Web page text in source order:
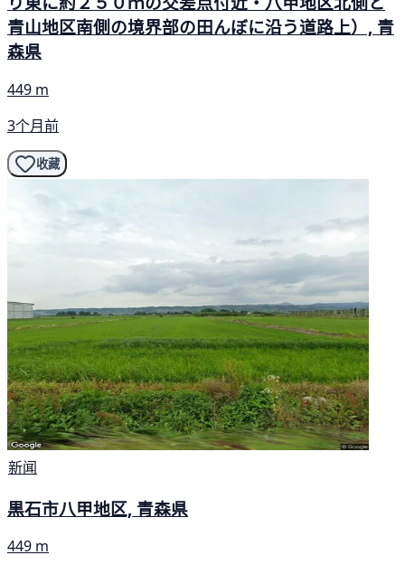
青山地区南側の境界部の田んぼに沿う道路上）, 青
森県
449 m
3个月前
收藏
新闻
黒石市八甲地区, 青森県
449 m